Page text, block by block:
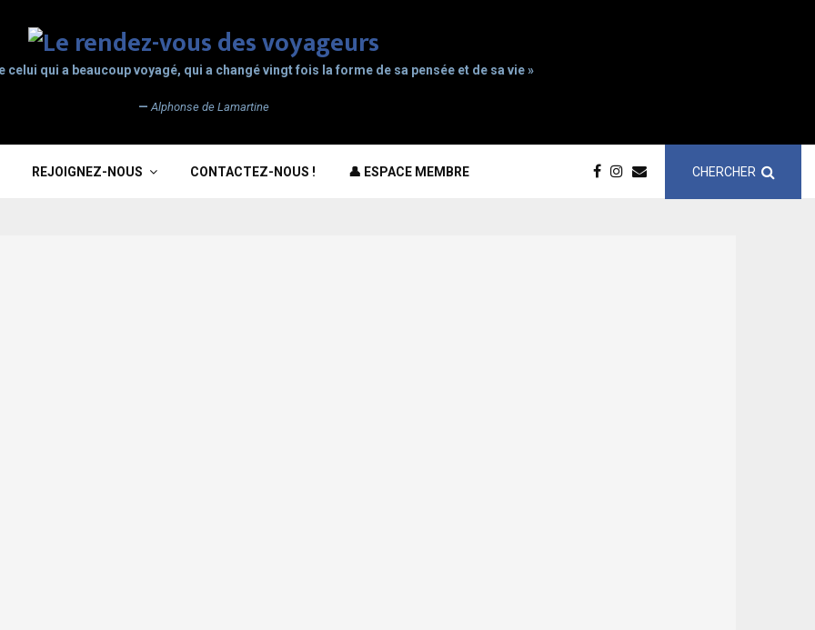
celui qui a beaucoup voyagé, qui a changé vingt fois la forme de sa pensée et de sa vie »
— Alphonse de Lamartine
REJOIGNEZ-NOUS CONTACTEZ-NOUS ! 👤 ESPACE MEMBRE CHERCHER